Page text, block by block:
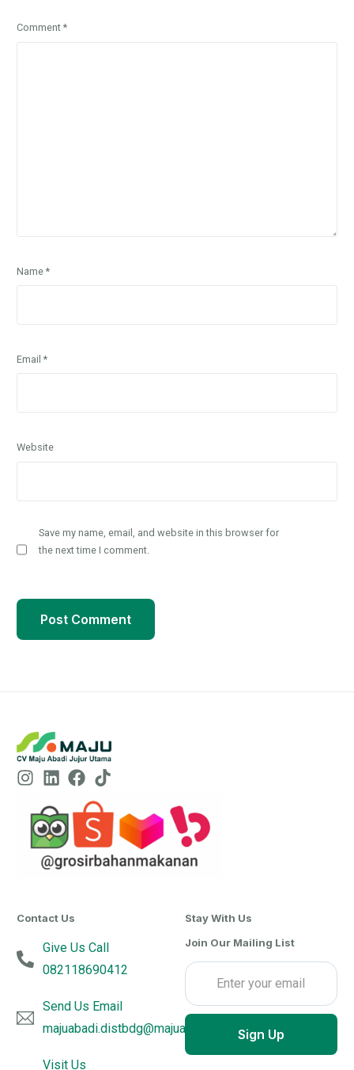
Comment*
Name*
Email*
Website
Save my name, email, and website in this browser for
the next time I comment.
Contact Us
Give Us Call
082118690412
Send Us Email
majuabadi.distbdg@majuabadijujurutama.com
Visit Us
Stay With Us
Join Our Mailing List
Sign Up